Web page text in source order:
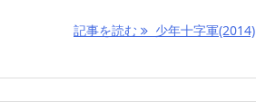
記事を読む 少年十字軍(2014)